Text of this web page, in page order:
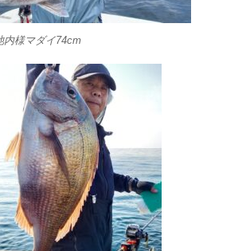
様マダイ74cm